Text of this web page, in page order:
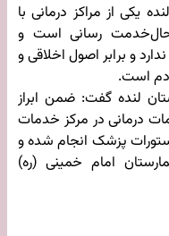
یکی از مراکز درمانی با
رسانی است و
و برابر اصول اخلاقی و
است.
لنده گفت: ضمن ابراز
درمانی در مرکز خدمات
پزشک انجام شده و
امام خمینی (ره)